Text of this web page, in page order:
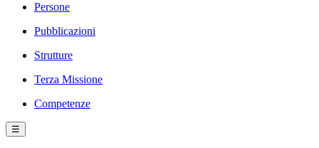
Persone
Pubblicazioni
Strutture
Terza Missione
Competenze
☰